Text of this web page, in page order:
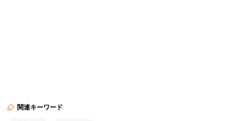
関連キーワード